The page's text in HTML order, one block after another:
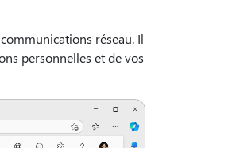
réseau. Il
personnelles et de vos